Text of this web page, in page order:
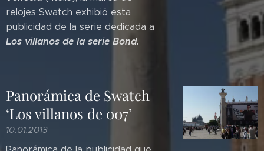
relojes Swatch exhibió esta
publicidad de la serie dedicada a
Los villanos de la serie Bond.
Panorámica de Swatch
‘Los villanos de 007’
10.01.2013